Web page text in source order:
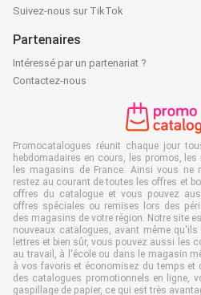
Suivez-nous sur TikTok
Partenaires
Intéressé par un partenariat ?
Contactez-nous
Promocatalogues réunit chaque jour
hebdomadaires en cours, les promos,
les magasins de France. Ainsi vous ne
restez au courant de toutes les offres et
offres du catalogue et vous pouvez
offres spéciales ou remises lors des
des magasins de votre région. Notre site
nouveaux catalogues, avant même
lettres et bien sûr, vous pouvez aussi les
au travail, à l'école ou dans le magasin
à vos favoris et économisez du temps et
des catalogues promotionnels en ligne,
gaspillage de papier, ce qui est très